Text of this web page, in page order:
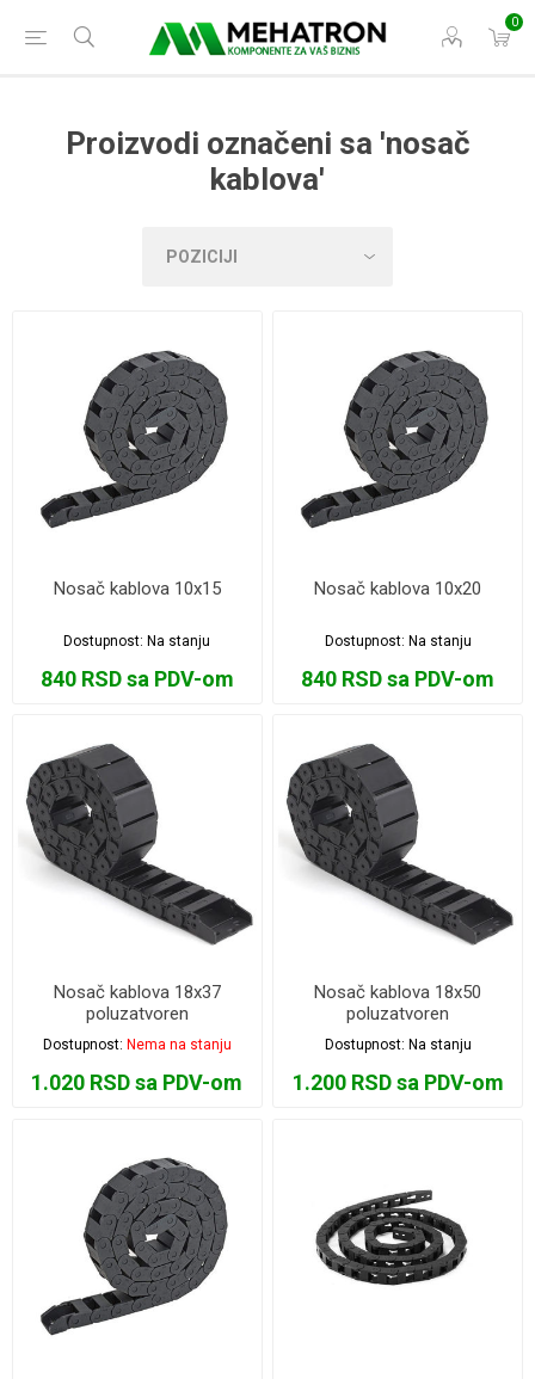
0
Proizvodi označeni sa 'nosač
kablova'
Nosač kablova 10x15
Dostupnost:Na stanju
840 RSD sa PDV-om
Nosač kablova 10x20
Dostupnost: Na stanju
840 RSD sa PDV-om
Nosač kablova 18x37
poluzatvoren
Dostupnost: Nema na stanju
1.020 RSD sa PDV-om
Nosač kablova 18x50
poluzatvoren
Dostupnost: Na stanju
1.200 RSD sa PDV-om